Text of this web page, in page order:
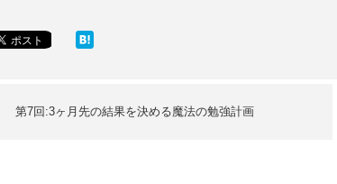
第7回:3ヶ月先の結果を決める魔法の勉強計画